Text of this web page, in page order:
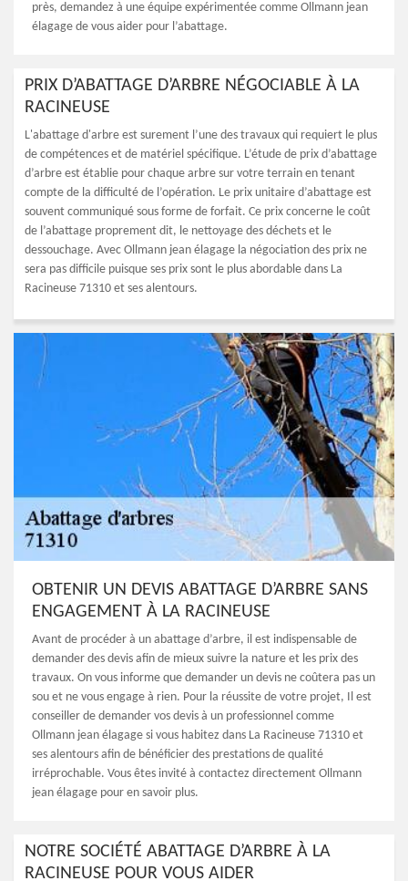
près, demandez à une équipe expérimentée comme Ollmann jean
élagage de vous aider pour l’abattage.
PRIX D’ABATTAGE D’ARBRE NÉGOCIABLE À LA
RACINEUSE
L'abattage d'arbre est surement l’une des travaux qui requiert le plus
de compétences et de matériel spécifique. L’étude de prix d’abattage
d’arbre est établie pour chaque arbre sur votre terrain en tenant
compte de la difficulté de l’opération. Le prix unitaire d’abattage est
souvent communiqué sous forme de forfait. Ce prix concerne le coût
de l’abattage proprement dit, le nettoyage des déchets et le
dessouchage. Avec Ollmann jean élagage la négociation des prix ne
sera pas difficile puisque ses prix sont le plus abordable dans La
Racineuse 71310 et ses alentours.
OBTENIR UN DEVIS ABATTAGE D’ARBRE SANS
ENGAGEMENT À LA RACINEUSE
Avant de procéder à un abattage d’arbre, il est indispensable de
demander des devis afin de mieux suivre la nature et les prix des
travaux. On vous informe que demander un devis ne coûtera pas un
sou et ne vous engage à rien. Pour la réussite de votre projet, Il est
conseiller de demander vos devis à un professionnel comme
Ollmann jean élagage si vous habitez dans La Racineuse 71310 et
ses alentours afin de bénéficier des prestations de qualité
irréprochable. Vous êtes invité à contactez directement Ollmann
jean élagage pour en savoir plus.
NOTRE SOCIÉTÉ ABATTAGE D’ARBRE À LA
RACINEUSE POUR VOUS AIDER